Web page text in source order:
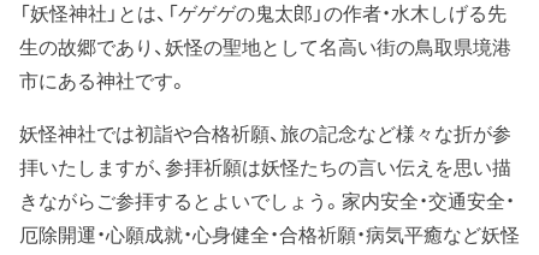
「妖怪神社」とは、「ゲゲゲの鬼太郎」の作者・水木しげる先
生の故郷であり、妖怪の聖地として名高い街の鳥取県境港
市にある神社です。
妖怪神社では初詣や合格祈願、旅の記念など様々な折が参
拝いたしますが、参拝祈願は妖怪たちの言い伝えを思い描
きながらご参拝するとよいでしょう。家内安全・交通安全・
厄除開運・心願成就・心身健全・合格祈願・病気平癒など妖怪